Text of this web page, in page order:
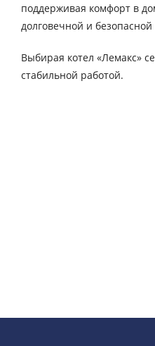
поддерживая комфорт в
долговечной и безопасной
Выбирая котел «Лемакс»
стабильной работой.